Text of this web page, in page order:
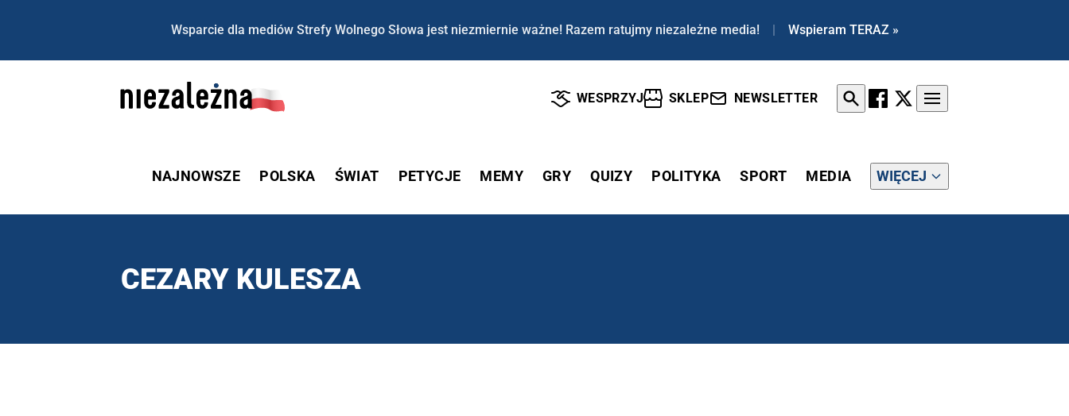
Wsparcie dla mediów Strefy Wolnego Słowa jest niezmiernie ważne! Razem ratujmy niezależne media! | Wspieram TERAZ »
WESPRZYJ SKLEP NEWSLETTER
NAJNOWSZE POLSKA ŚWIAT PETYCJE MEMY GRY QUIZY POLITYKA SPORT MEDIA WIĘCEJ
CEZARY KULESZA